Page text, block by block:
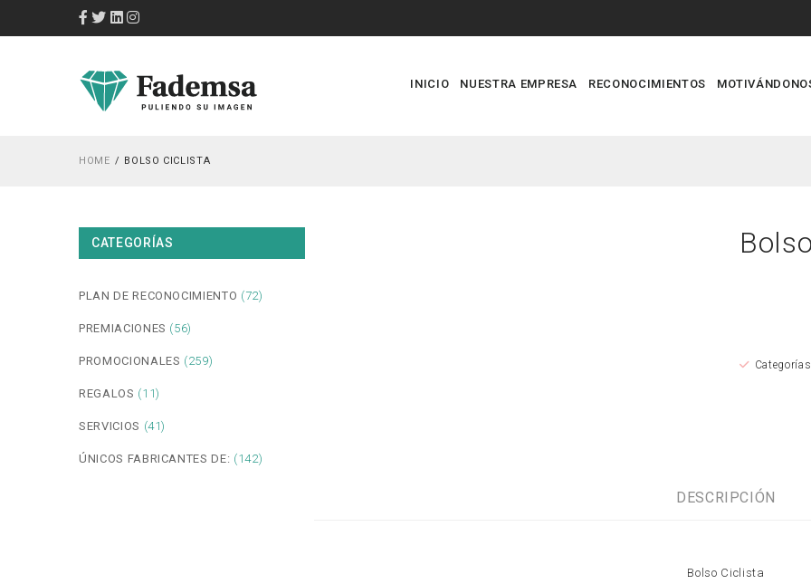
INICIO NUESTRA EMPRESA RECONOCIMIENTOS
HOME BOLSO CICLISTA
CATEGORÍAS
PLAN DE RECONOCIMIENTO (72)
PREMIACIONES (56)
PROMOCIONALES (259)
REGALOS (11)
SERVICIOS (41)
ÚNICOS FABRICANTES DE: (142)
DESCRIPCIÓN
Bolso Ciclista